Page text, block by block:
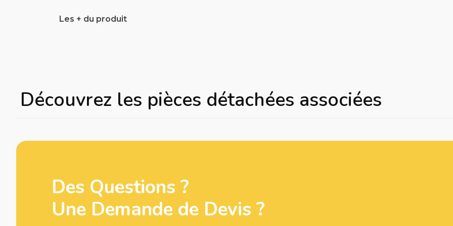
Les + du produit
Découvrez les pièces détachées associées
Des Questions ?
Une Demande de Devis ?